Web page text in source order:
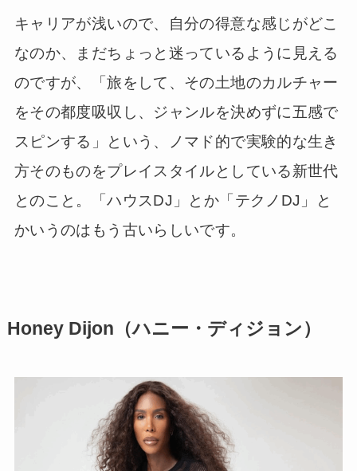
キャリアが浅いので、自分の得意な感じがどこ
なのか、まだちょっと迷っているように見える
のですが、「旅をして、その土地のカルチャー
をその都度吸収し、ジャンルを決めずに五感で
スピンする」という、ノマド的で実験的な生き
方そのものをプレイスタイルとしている新世代
とのこと。「ハウスDJ」とか「テクノDJ」と
かいうのはもう古いらしいです。
Honey Dijon（ハニー・ディジョン）